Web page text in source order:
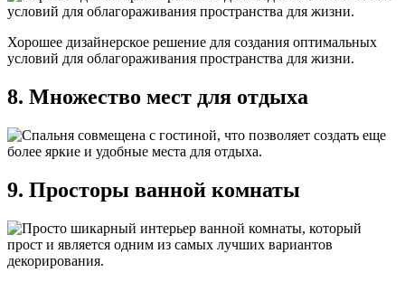
Хорошее дизайнерское решение для создания оптимальных
условий для облагораживания пространства для жизни.
8. Множество мест для отдыха
9. Просторы ванной комнаты